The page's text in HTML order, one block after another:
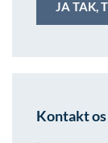
Kontakt os